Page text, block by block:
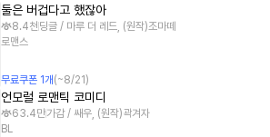
둘은 버겁다고 했잖아
8.4천 딩글 / 마루 더 레드, (원작)조마떼
로맨스
무료쿠폰 1개 (~8/21 )
언모럴 로맨틱 코미디
63.4만가감 / 쌔우, (원작)곽겨자
BL